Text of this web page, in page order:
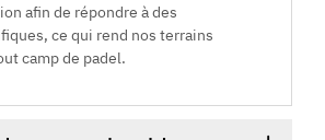
afin de répondre à des
ce qui rend nos terrains
camp de padel.